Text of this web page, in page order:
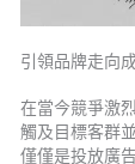
引領品牌走向
在當今競爭激
觸及目標客群
僅僅是投放廣